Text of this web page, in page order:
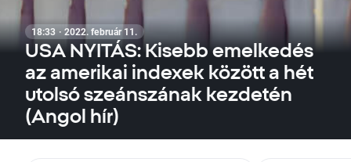
18:33 · 2022. február 11.
USA NYITÁS: Kisebb emelkedés
az amerikai indexek között a hét
utolsó szeánszának kezdetén
(Angol hír)